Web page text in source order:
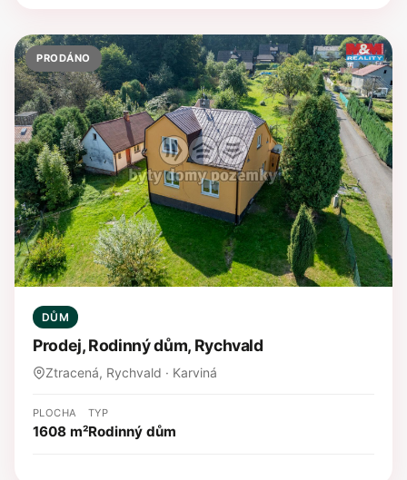
PRODÁNO
DŮM
Prodej, Rodinný dům, Rychvald
Ztracená, Rychvald · Karviná
PLOCHA
1608 m²
TYP
Rodinný dům